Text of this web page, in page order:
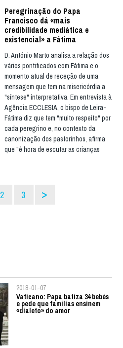
Peregrinação do Papa
Francisco dá «mais
credibilidade mediática e
existencial» a Fátima
D. António Marto analisa a relação dos
vários pontificados com Fátima e o
momento atual de receção de uma
mensagem que tem na misericórdia a
"síntese" interpretativa. Em entrevista à
Agência ECCLESIA, o bispo de Leira-
Fátima diz que tem "muito respeito" por
cada peregrino e, no contexto da
canonização dos pastorinhos, afirma
que "é hora de escutar as crianças
2 3 >
2018-01-07
Vaticano: Papa batiza 34 bebés
e pede que famílias ensinem
«dialeto» do amor